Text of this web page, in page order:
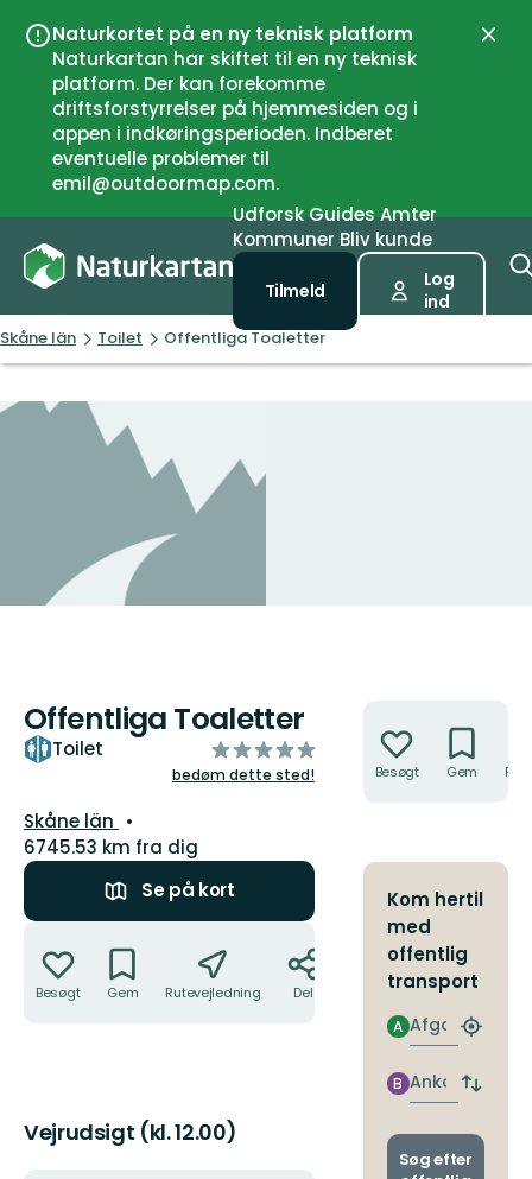
Naturkortet på en ny teknisk platform
Naturkartan har skiftet til en ny teknisk
platform. Der kan forekomme
driftsforstyrrelser på hjemmesiden og i
appen i indkøringsperioden. Indberet
eventuelle problemer til
emil@outdoormap.com.
Luk
UdforskGuidesAmter
Kommuner Bliv kunde
Tilmeld
Log
ind
Skåne län Toilet Offentliga Toaletter
Offentliga Toaletter
Toilet
ud
af
bedøm dette sted!
Amt:
Skåne län
6745.53 km fra dig
Se på kort
Besøgt Gem Rutevejledning Del
Vejrudsigt (kl. 12.00)
Besøgt Gem
Kom hertil
med
offentlig
transport
Afgang
A
Find
Ankomst
B
Skift
og
Søg efter